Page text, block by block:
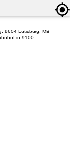
9604 Lütisburg: MB
in 9100 ...